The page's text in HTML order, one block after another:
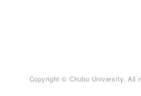
Copyright © Chubu University. All